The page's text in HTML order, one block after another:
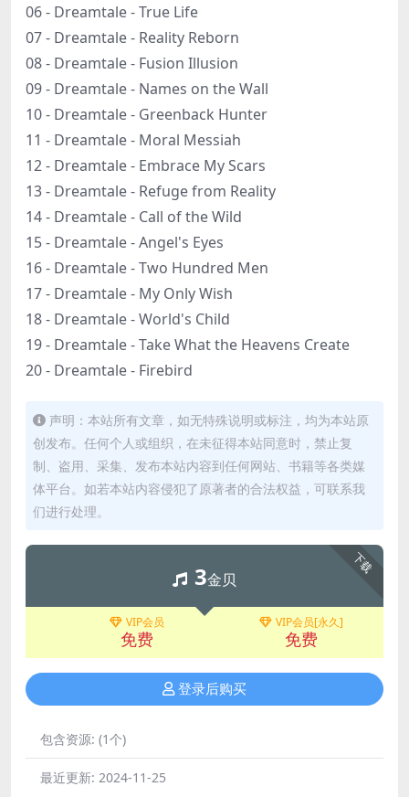
06 - Dreamtale - True Life
07 - Dreamtale - Reality Reborn
08 - Dreamtale - Fusion Illusion
09 - Dreamtale - Names on the Wall
10 - Dreamtale - Greenback Hunter
11 - Dreamtale - Moral Messiah
12 - Dreamtale - Embrace My Scars
13 - Dreamtale - Refuge from Reality
14 - Dreamtale - Call of the Wild
15 - Dreamtale - Angel's Eyes
16 - Dreamtale - Two Hundred Men
17 - Dreamtale - My Only Wish
18 - Dreamtale - World's Child
19 - Dreamtale - Take What the Heavens Create
20 - Dreamtale - Firebird
声明：本站所有文章，如无特殊说明或标注，均为本站原
创发布。任何个人或组织，在未征得本站同意时，禁止复
制、盗用、采集、发布本站内容到任何网站、书籍等各类媒
体平台。如若本站内容侵犯了原著者的合法权益，可联系我
们进行处理。
下载
3金贝
VIP会员
免费
VIP会员[永久]
免费
登录后购买
包含资源: (1个)
最近更新: 2024-11-25